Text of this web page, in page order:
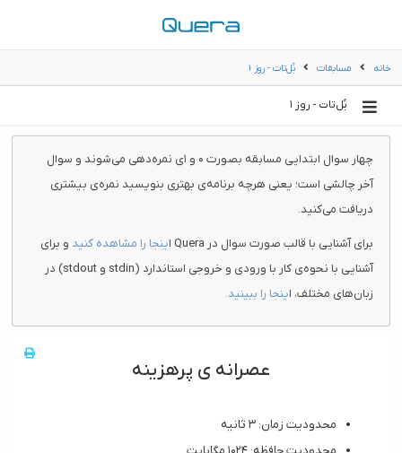
خانه مسابقات بُل‌تات - روز ۱
بُل‌تات - روز ۱
چهار سوال ابتدایی مسابقه بصورت ۰ و ۱ی نمره‌دهی می‌شوند و سوال
آخر چالشی است؛ یعنی هرچه برنامه‌ی بهتری بنویسید نمره‌ی بیشتری
دریافت می‌کنید.
برای آشنایی با قالب صورت سوال در Quera ا ینجا را مشاهده کنید و برای
آشنایی با نحوه‌ی کار با ورودی و خروجی استاندارد (stdin و stdout) در
زبان‌های مختلف، اینجا را ببینید.
عصرانه ی پرهزینه
محدودیت زمان: ۳ ثانیه